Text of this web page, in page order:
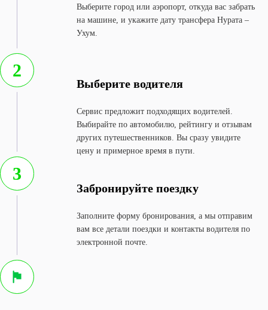
2
3
Выберите город или аэропорт, откуда вас забрать
на машине, и укажите дату трансфера Нурата –
Ухум.
Выберите водителя
Сервис предложит подходящих водителей.
Выбирайте по автомобилю, рейтингу и отзывам
других путешественников. Вы сразу увидите
цену и примерное время в пути.
Забронируйте поездку
Заполните форму бронирования, а мы отправим
вам все детали поездки и контакты водителя по
электронной почте.